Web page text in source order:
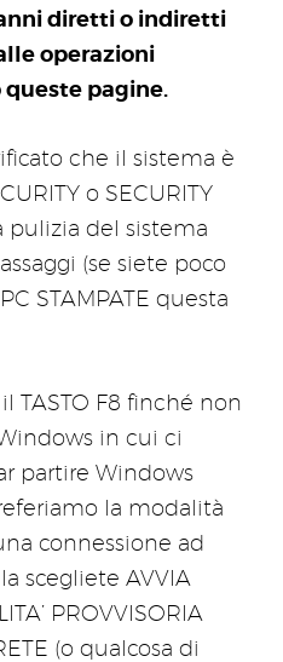
diretti o indiretti
operazioni
pagine.
che il sistema è
o SECURITY
pulizia del sistema
(se siete poco
STAMPATE questa
TASTO F8 finché non
in cui ci
partire Windows
la modalità
connessione ad
scegliete AVVIA
PROVVISORIA
(o qualcosa di